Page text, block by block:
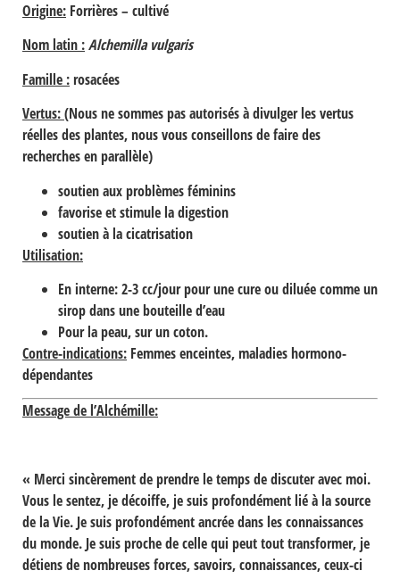
Origine: Forrières – cultivé
Nom latin :Alchemilla vulgaris
Famille : rosacées
Vertus:(Nous ne sommes pas autorisés à divulger les vertus
réelles des plantes, nous vous conseillons de faire des
recherches en parallèle)
soutien aux problèmes féminins
favorise et stimule la digestion
soutien à la cicatrisation
Utilisation:
En interne: 2-3 cc/jour pour une cure ou diluée comme un
sirop dans une bouteille d’eau
Pour la peau, sur un coton.
Contre-indications: Femmes enceintes, maladies hormono-
dépendantes
Message de l’Alchémille:
« Merci sincèrement de prendre le temps de discuter avec moi.
Vous le sentez, je décoiffe, je suis profondément lié à la source
de la Vie. Je suis profondément ancrée dans les connaissances
du monde. Je suis proche de celle qui peut tout transformer, je
détiens de nombreuses forces, savoirs, connaissances, ceux-ci